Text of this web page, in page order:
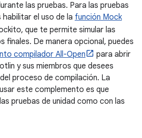
las pruebas. Para las pruebas
habilitar el uso de la función Mock
que te permite simular las
finales. De manera opcional, puedes
compilador All-Open
para abrir
y sus miembros que desees
proceso de compilación. La
este complemento es que
pruebas de unidad como con las